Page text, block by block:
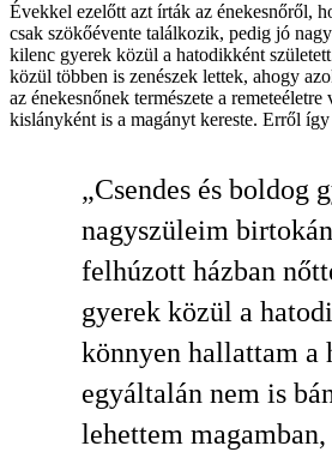
Évekkel ezelőtt azt írták az énekesnőről,
csak szökőévente találkozik, pedig jó
kilenc gyerek közül a hatodikként
közül többen is zenészek lettek, ahogy
az énekesnőnek természete a
kislányként is a magányt kereste. Erről így
„Csendes és boldog
nagyszüleim
felhúzott házban
gyerek közül a
könnyen hallattam a
egyáltalán nem is
lehettem